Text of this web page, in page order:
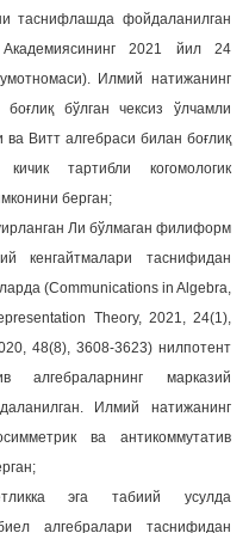
таснифлашда фойдаланилган
2021 йил 24
Илмий натижанинг
бўлган чексиз ўлчамли
Витт алгебраси билан боғлиқ
тартибли когомологик
берган;
Ли бўлмаган филиформ
кенгайтмалари таснифидан
(Communications in Algebra,
Theory, 2021, 24(1),
48(8), 3608-3623) нилпотент
алгебраларнинг марказий
Илмий натижанинг
ва антикоммутатив
эга табиий усулда
алгебралари таснифидан